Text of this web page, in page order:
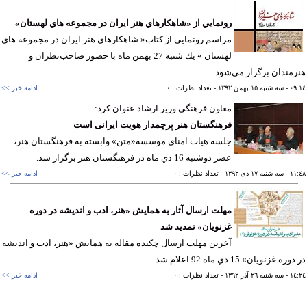
رونمايي از «شاهكارهاي هنر ايران در مجموعه هاي لهستان»
مراسم رونمایی از کتاب« شاهكارهاي هنر ايران در مجموعه هاي
لهستان » يك شنبه 27 بهمن ماه با حضور صاحب‌نظران و
برگزار می‌شود.
- سه شنبه ١٥ بهمن ١٣٩٢ - تعداد نظرات : ٠ ادامه خبر >>
معاون فرهنگی وزیر ارشاد عنوان کرد:
فرهنگستان هنر پرچمدار هویت ایرانی است
جلسه هيات امناي موسسه«متن» وابسته به فرهنگستان هنر،
عصر دوشنبه 16 دي ماه در فرهنگستان هنر برگزار شد.
- سه شنبه ١٧ دی ١٣٩٢ - تعداد نظرات : ٠ ادامه خبر >>
مهلت ارسال آثار به همايش «هنر، ادب و انديشه در دوره
غزنويان» تمدید شد
آخرین مهلت ارسال چكيده مقاله به همايش «هنر، ادب و انديشه
غزنويان» 15 دي ماه 92 اعلام شد.
- سه شنبه ٢٦ آذر ١٣٩٢ - تعداد نظرات : ٠ ادامه خبر >>